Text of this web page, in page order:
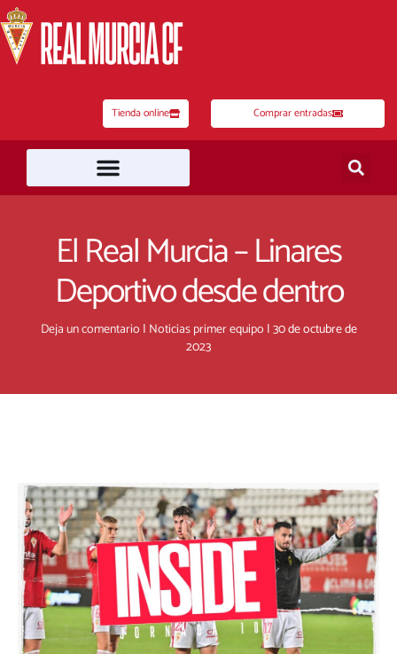
al
contenido
Tienda online Comprar entradas
El Real Murcia – Linares
Deportivo desde dentro
Deja un comentario | Noticias primer equipo |30 de octubre de
2023